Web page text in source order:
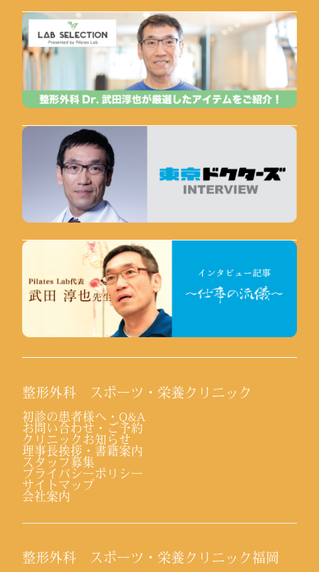
整形外科 スポーツ・栄養クリニック
初診の患者様へ・Q&A
お問い合わせ・ご予約
クリニックお知らせ
理事長挨拶・書籍案内
スタッフ募集
プライバシーポリシー
サイトマップ
会社案内
整形外科 スポーツ・栄養クリニック福岡